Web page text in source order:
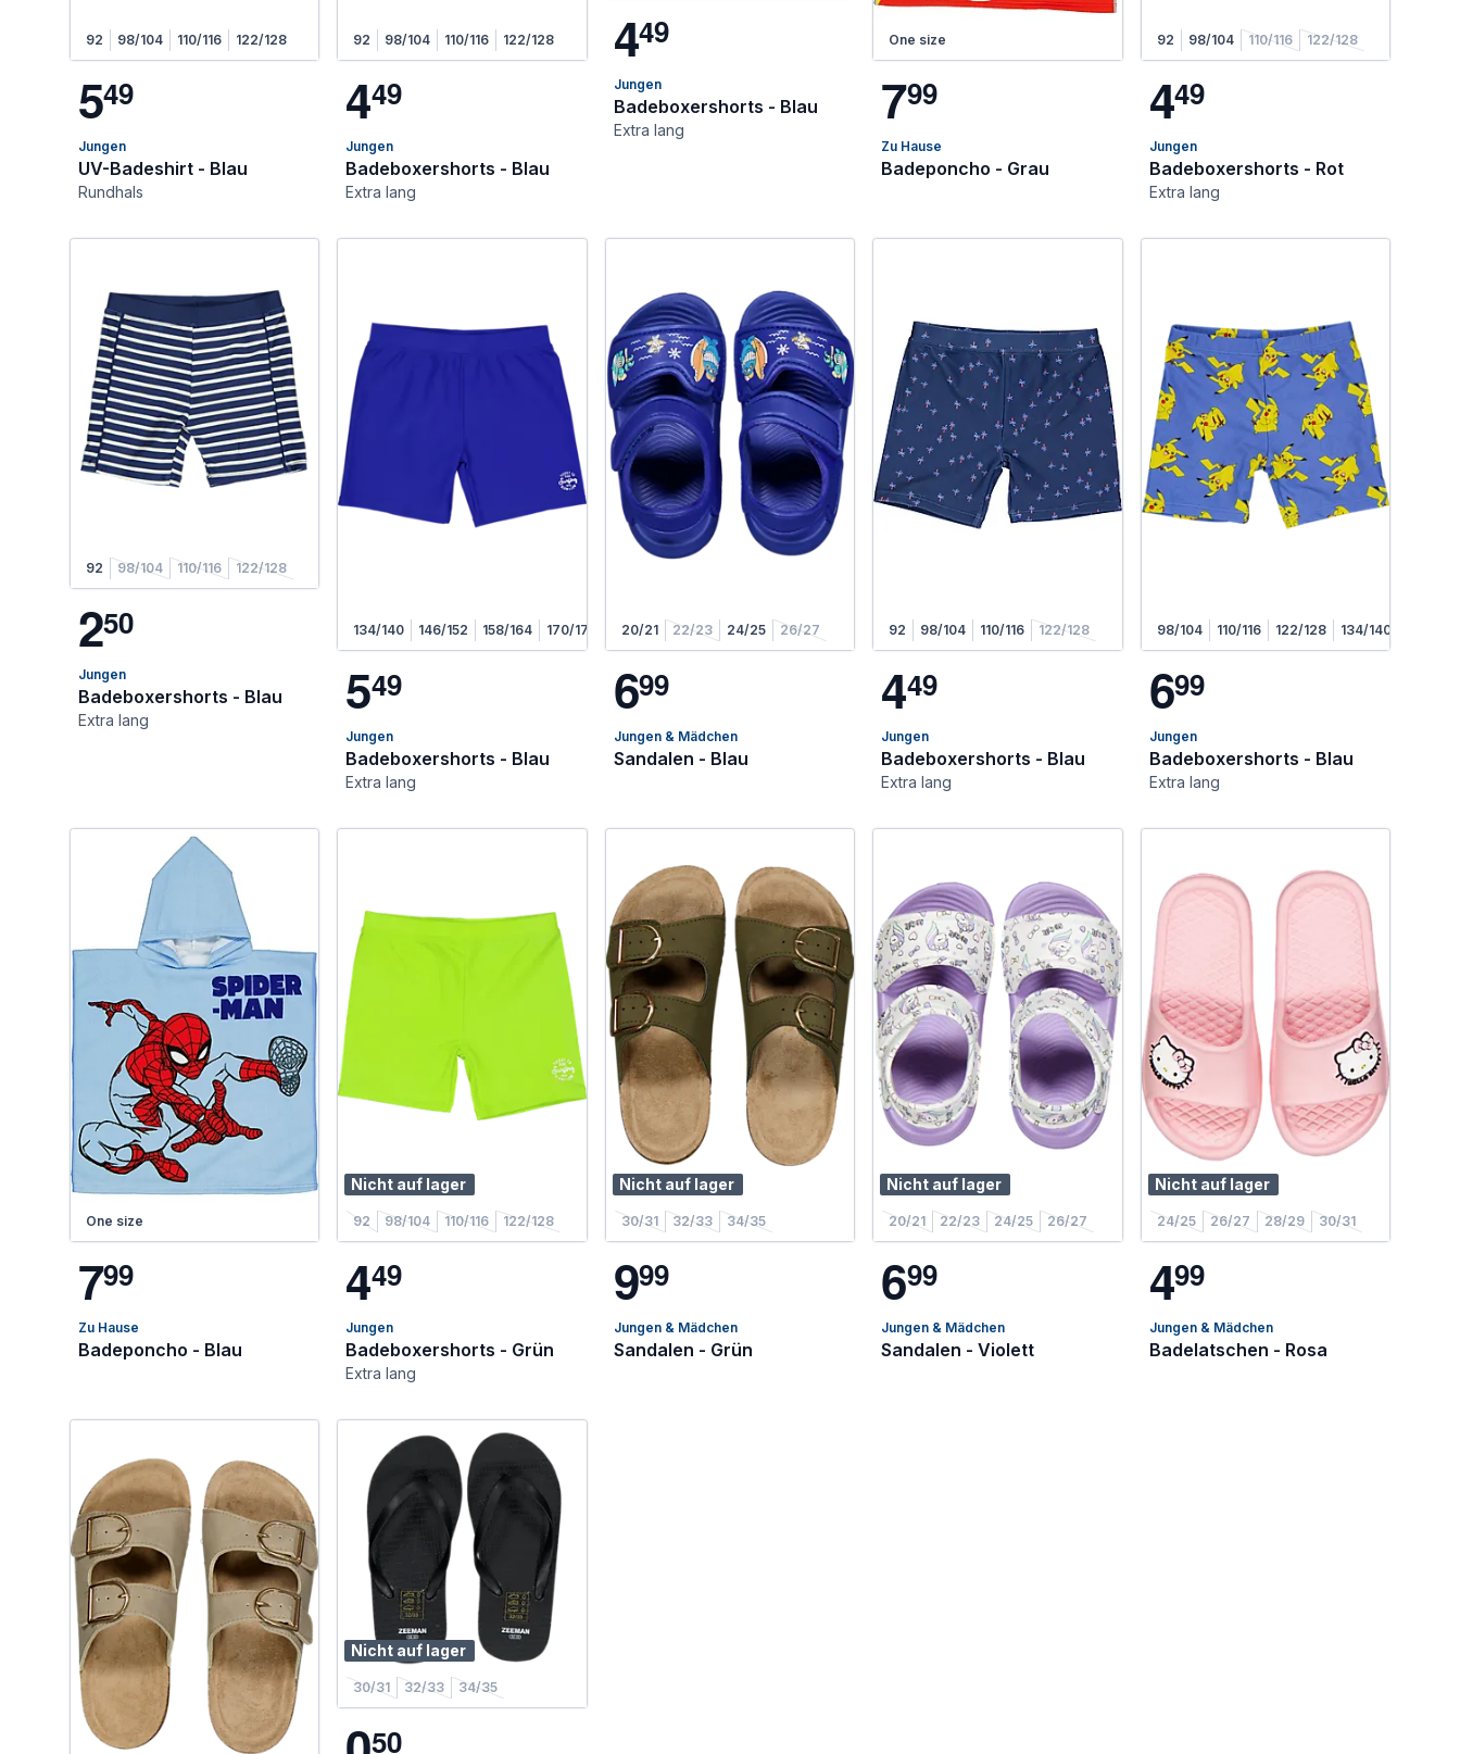
92 98/104 110/116 122/128
549
Jungen
UV-Badeshirt - Blau
Rundhals
92 98/104 110/116 122/128
449
Jungen
Badeboxershorts - Blau
Extra lang
449
Jungen
Badeboxershorts - Blau
Extra lang
One size
799
Zu Hause
Badeponcho - Grau
92 98/104 110/116 122/128
449
Jungen
Badeboxershorts - Rot
Extra lang
92 98/104 110/116 122/128
250
Jungen
Badeboxershorts - Blau
Extra lang
134/140 146/152 158/164 170/176
549
Jungen
Badeboxershorts - Blau
Extra lang
20/21 22/23 24/25 26/27
699
Jungen & Mädchen
Sandalen - Blau
92 98/104 110/116 122/128
449
Jungen
Badeboxershorts - Blau
Extra lang
98/104 110/116 122/128 134/140
699
Jungen
Badeboxershorts - Blau
Extra lang
One size
799
Zu Hause
Badeponcho - Blau
Nicht auf lager
92 98/104 110/116 122/128
449
Jungen
Badeboxershorts - Grün
Extra lang
Nicht auf lager
30/31 32/33 34/35
999
Jungen & Mädchen
Sandalen - Grün
Nicht auf lager
20/21 22/23 24/25 26/27
699
Jungen & Mädchen
Sandalen - Violett
Nicht auf lager
24/25 26/27 28/29 30/31
499
Jungen & Mädchen
Badelatschen - Rosa
Nicht auf lager
30/31 32/33 34/35
50